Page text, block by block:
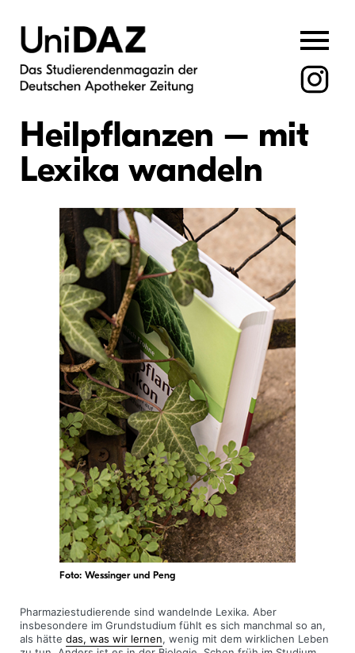
content
Heilpflanzen – mit
Lexika wandeln
Foto: Wessinger und Peng
Pharmaziestudierende sind wandelnde Lexika. Aber
insbesondere im Grundstudium fühlt es sich manchmal so an,
als hätte das, was wir lernen, wenig mit dem wirklichen Leben